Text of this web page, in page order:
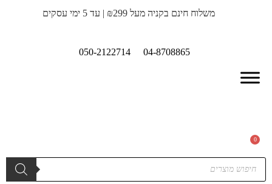
משלוח חינם בקניה מעל ₪299 | עד 5 ימי עסקים
04-8708865
050-2122714
0